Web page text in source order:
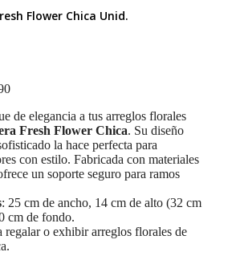
variantes.
la
página
de
producto
Flower Chica Unid.
Rango
precios:
desde
$790
hasta
$6.990
de elegancia a tus arreglos florales
Fresh Flower Chica. Su diseño
la hace perfecta para
con estilo. Fabricada con materiales
un soporte seguro para ramos
: 25 cm de ancho, 14 cm de alto (32 cm
cm de fondo.
regalar o exhibir arreglos florales de